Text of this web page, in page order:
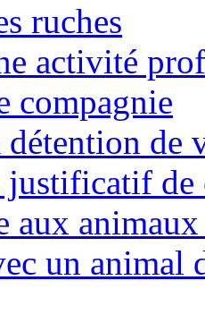
ruches
activité
compagnie
détention de
de
aux
un animal